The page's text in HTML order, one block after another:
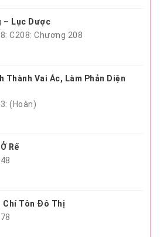
– Lục Dược
C208: Chương 208
Thành Vai Ác, Làm Phản Diện
(Hoàn)
Rể
Chí Tôn Đô Thị